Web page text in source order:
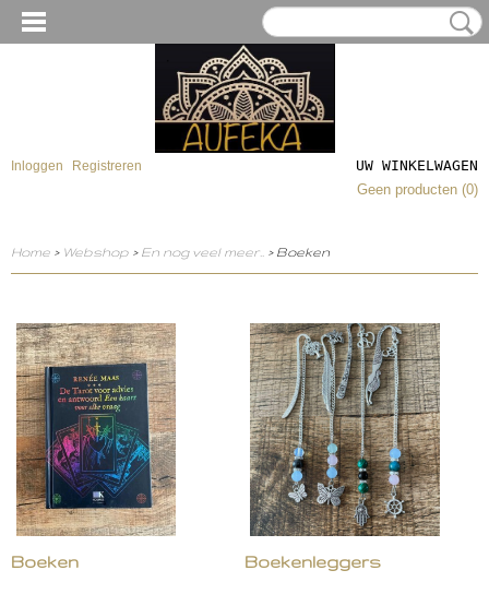
Inloggen Registreren
UW WINKELWAGEN
Geen producten (0)
Home > Webshop > En nog veel meer.. > Boeken
Boeken Boekenleggers